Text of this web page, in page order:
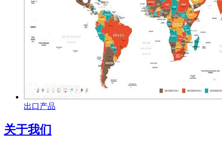
出口产品
关于我们